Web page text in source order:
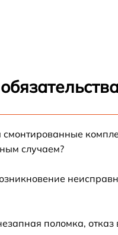
C800
смонтированные
случаем?
поломка, отказ